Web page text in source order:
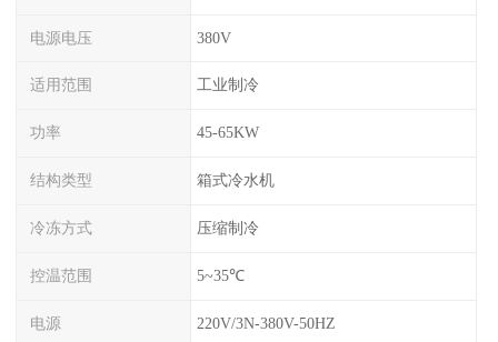
电源电压 380V
适用范围 工业制冷
功率 45-65KW
结构类型 箱式冷水机
冷冻方式 压缩制冷
控温范围 5~35℃
电源 220V/3N-380V-50HZ